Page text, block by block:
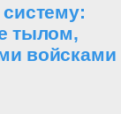
тылом,
войсками